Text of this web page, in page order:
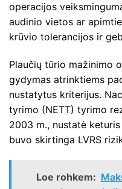
operacijos
audinio vietos ar
krūvio tolerancijos ir
Plaučių tūrio mažinimo
gydymas atrinktiems
nustatytus kriterijus.
tyrimo (NETT) tyrimo
2003 m., nustatė
buvo skirtinga LVRS
Loe rohkem: